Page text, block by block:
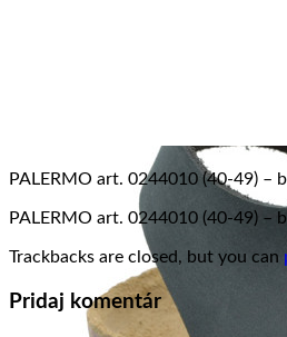
PALERMO art. 0244010 (40-49) –
PALERMO art. 0244010 (40-49) –
Trackbacks are closed, but you can
Pridaj komentár